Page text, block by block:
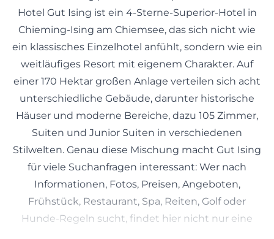
Hotel Gut Ising ist ein 4-Sterne-Superior-Hotel in
Chieming-Ising am Chiemsee, das sich nicht wie
ein klassisches Einzelhotel anfühlt, sondern wie ein
weitläufiges Resort mit eigenem Charakter. Auf
einer 170 Hektar großen Anlage verteilen sich acht
unterschiedliche Gebäude, darunter historische
Häuser und moderne Bereiche, dazu 105 Zimmer,
Suiten und Junior Suiten in verschiedenen
Stilwelten. Genau diese Mischung macht Gut Ising
für viele Suchanfragen interessant: Wer nach
Informationen, Fotos, Preisen, Angeboten,
Frühstück, Restaurant, Spa, Reiten, Golf oder
Hunde-Regeln sucht, findet hier nicht nur eine